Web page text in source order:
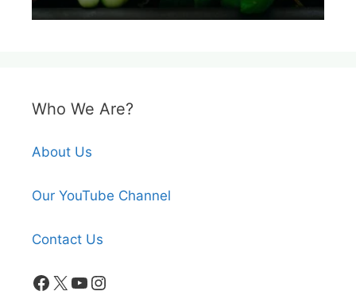
Who We Are?
About Us
Our YouTube Channel
Contact Us
Facebook
X YouTube
Instagram